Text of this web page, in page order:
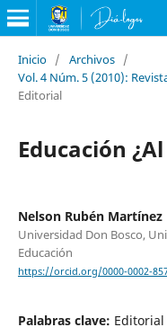
Inicio / Archivos /
Vol. 4 Núm. 5 (2010):
Editorial
Educación
Nelson Rubén Martínez
Universidad Don Bosco,
Educación
https://orcid.org/0000-0002-
Palabras clave: Editorial